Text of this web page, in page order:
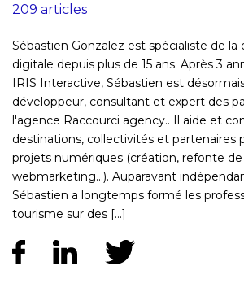
209 articles
Sébastien Gonzalez est spécialiste de
digitale depuis plus de 15 ans. Après 3
IRIS Interactive, Sébastien est
développeur, consultant et expert des
l'agence Raccourci agency.. Il aide et
destinations, collectivités et partenaires
projets numériques (création, refonte de
webmarketing...). Auparavant
Sébastien a longtemps formé les
tourisme sur des [...]